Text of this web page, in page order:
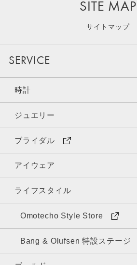
SITE MAP
サイトマップ
SERVICE
時計
ジュエリー
ブライダル
アイウェア
ライフスタイル
Omotecho Style Store
Bang & Olufsen 特設ステージ